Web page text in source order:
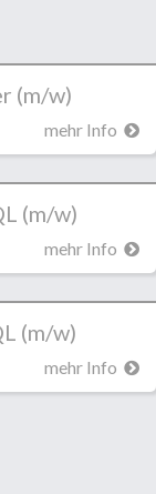
(m/w)
mehr Info
(m/w)
mehr Info
(m/w)
mehr Info